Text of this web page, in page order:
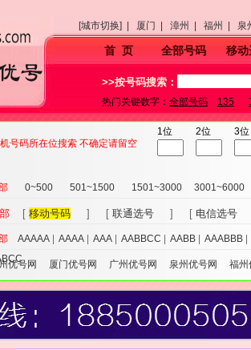
[城市切换] | 厦门 | 漳州 | 福州 |
首 页 全部号码 移动
>>按号码搜索：
热门关键数字： 全部号码 135
号码所在位搜索 不确定请留空
1位 2位 3位
0~500 501~1500 1501~3000 3001~6000
[ 移动号码 ] [ 联通选号 ] [ 电信选号
AAAAA AAAA AAA AABBCC AABB AAABBB
优号网 厦门优号网 广州优号网 泉州优号网 福州